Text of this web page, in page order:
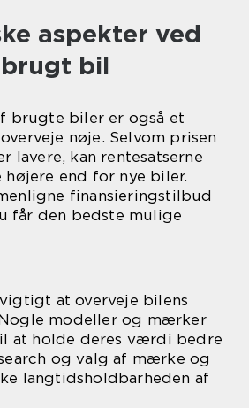
aspekter ved
bil
brugte biler er også et
nøje. Selvom prisen
lavere, kan rentesatserne
end for nye biler.
finansieringstilbud
får den bedste mulige
at overveje bilens
modeller og mærker
at holde deres værdi bedre
og valg af mærke og
langtidsholdbarheden af